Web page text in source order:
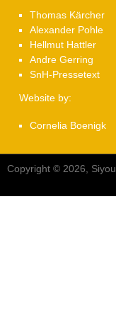
Thomas Kärcher
Alexander Pohle
Hellmut Hattler
Andre Gerring
SnH-Pressetext
Website by:
Cornelia Boenigk
Copyright © 2026, Siyou